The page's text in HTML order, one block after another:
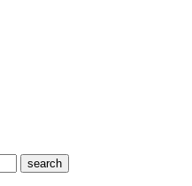
search